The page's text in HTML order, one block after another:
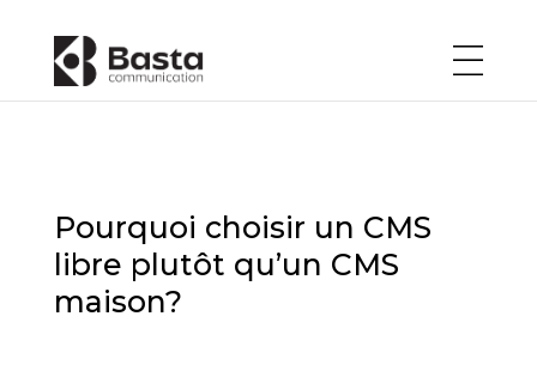
Pourquoi choisir un CMS
libre plutôt qu’un CMS
maison?